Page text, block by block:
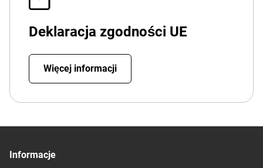
Deklaracja zgodności UE
Więcej informacji
Informacje